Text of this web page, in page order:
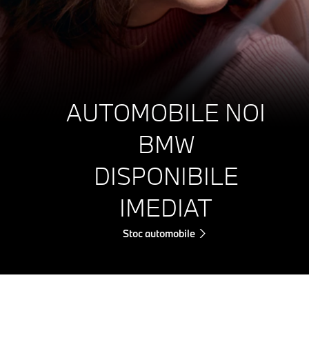
AUTOMOBILE NOI
BMW
DISPONIBILE
IMEDIAT
Stoc automobile